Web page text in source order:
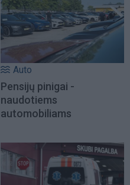
Auto
Pensijų pinigai -
naudotiems
automobiliams